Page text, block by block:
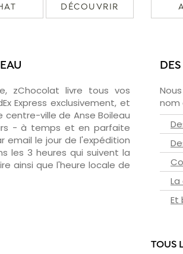
DÉCOUVRIR
zChocolat livre tous vos
Express exclusivement, et
centre-ville de Anse Boileau
- à temps et en parfaite
email le jour de l'expédition
les 3 heures qui suivent la
ainsi que l'heure locale de
nom
Et
TOUS